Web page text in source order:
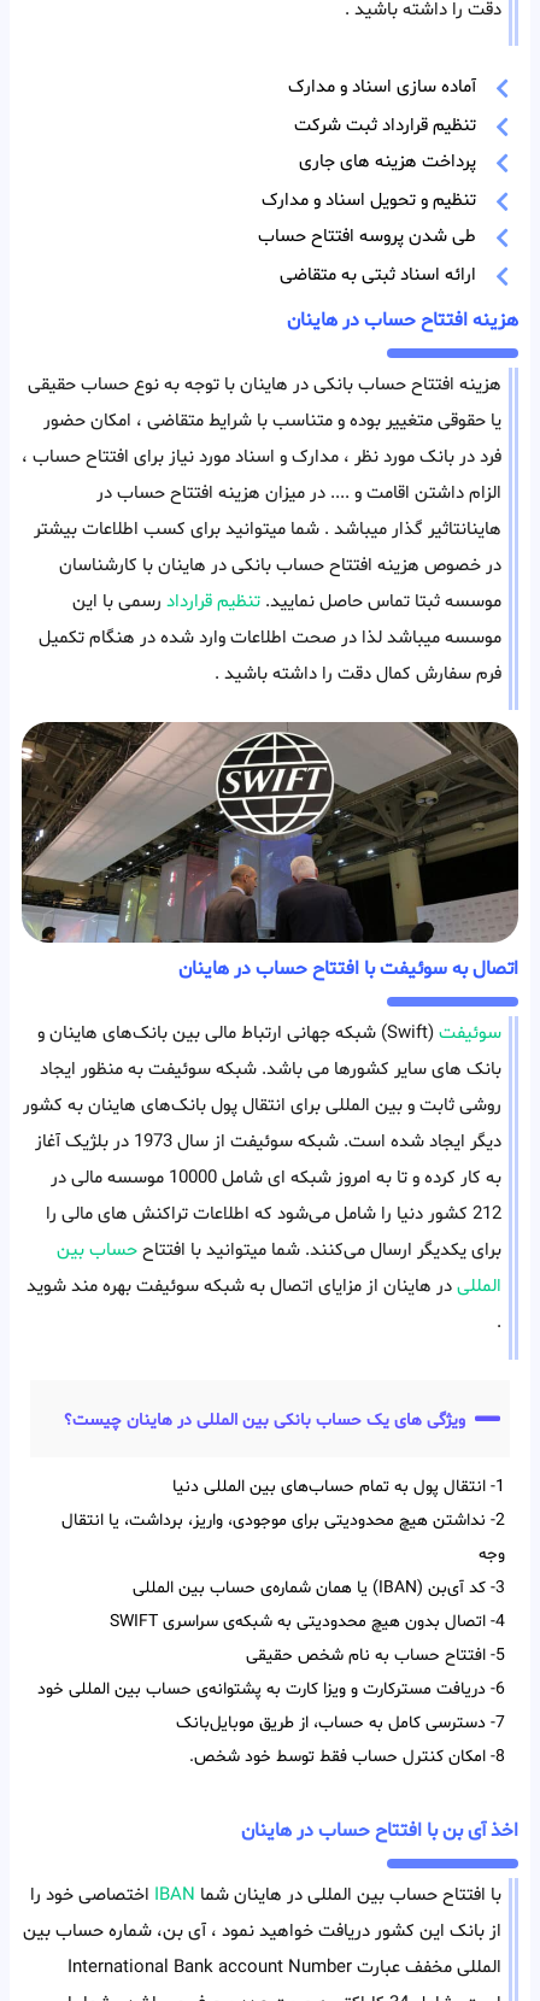
دقت را داشته باشید .
آماده سازی اسناد و مدارک
تنظیم قرارداد ثبت شرکت
پرداخت هزینه های جاری
تنظیم و تحویل اسناد و مدارک
طی شدن پروسه افتتاح حساب
ارائه اسناد ثبتی به متقاضی
هزینه افتتاح حساب در هاینان
هزینه افتتاح حساب بانکی در هاینان با توجه به نوع حساب حقیقی
یا حقوقی متغییر بوده و متناسب با شرایط متقاضی ، امکان حضور
فرد در بانک مورد نظر ، مدارک و اسناد مورد نیاز برای افتتاح حساب ،
الزام داشتن اقامت و .... در میزان هزینه افتتاح حساب در
هاینانتاثیر گذار میباشد . شما میتوانید برای کسب اطلاعات بیشتر
در خصوص هزینه افتتاح حساب بانکی در هاینان با کارشناسان
موسسه ثبتا تماس حاصل نمایید. تنظیم قرارداد رسمی با این
موسسه میباشد لذا در صحت اطلاعات وارد شده در هنگام تکمیل
فرم سفارش کمال دقت را داشته باشید .
اتصال به سوئیفت با افتتاح حساب در هاینان
سوئیفت
(Swift) شبکه جهانی ارتباط‌ مالی بین بانک‌های هاینان و
بانک های سایر کشورها می باشد. شبکه سوئیفت به منظور ایجاد
روشی ثابت و بین المللی برای انتقال پول بانک‌های هاینان به کشور
دیگر ایجاد شده است. شبکه سوئیفت از سال 1973 در بلژیک آغاز
به کار کرده و تا به امروز شبکه ای شامل 10000 موسسه مالی در
212 کشور دنیا را شامل می‌شود که اطلاعات تراکنش های مالی را
برای یکدیگر ارسال می‌کنند. شما میتوانید با افتتاححساب بین
المللیدر هاینان از مزایای اتصال به شبکه سوئیفت بهره مند شوید
.
ویژگی های یک حساب بانکی بین المللی در هاینان چیست؟
1- انتقال پول به تمام حساب‌‌های بین‌‌ المللی دنیا
2- نداشتن هیچ محدودیتی برای موجودی، واریز، برداشت، یا انتقال
وجه
3- کد آی‌‌بن (IBAN) یا همان شماره‌ی حساب بین‌ المللی
4- اتصال بدون هیچ محدودیتی به شبکه‌ی سراسری SWIFT
5- افتتاح حساب به نام شخص حقیقی
6- دریافت مسترکارت و ویزا کارت به پشتوانه‌ی حساب بین المللی خود
7- دسترسی کامل به حساب، از طریق موبایل‌بانک
8- امکان کنترل حساب فقط توسط خود شخص.
اخذ آی بن با افتتاح حساب در هاینان
با افتتاح حساب بین المللی در هاینان شما IBAN اختصاصی خود را
از بانک این کشور دریافت خواهید نمود ، آی بن، شماره حساب بین
المللی مخفف عبارت International Bank account Number